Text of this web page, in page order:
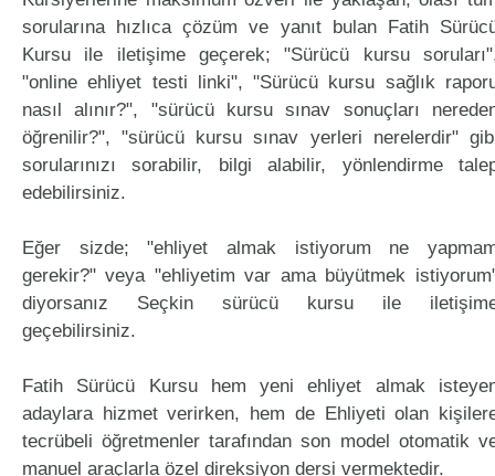
sorularına hızlıca çözüm ve yanıt bulan Fatih
Kursu ile iletişime geçerek; "Sürücü kursu
"online ehliyet testi linki", "Sürücü kursu sağlık
nasıl alınır?", "sürücü kursu sınav sonuçları
öğrenilir?", "sürücü kursu sınav yerleri nerelerdir"
sorularınızı sorabilir, bilgi alabilir, yönlendirme
edebilirsiniz.
Eğer sizde; "ehliyet almak istiyorum ne
gerekir?" veya "ehliyetim var ama büyütmek
diyorsanız Seçkin sürücü kursu ile
geçebilirsiniz.
Fatih Sürücü Kursu hem yeni ehliyet almak
adaylara hizmet verirken, hem de Ehliyeti olan
tecrübeli öğretmenler tarafından son model otomatik
manuel araçlarla özel direksiyon dersi vermektedir.